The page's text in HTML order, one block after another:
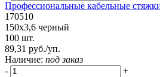
Профессиональные кабельные
170510
150х3,6 черный
100 шт.
89,31 руб./уп.
Наличие: под заказ
-
+